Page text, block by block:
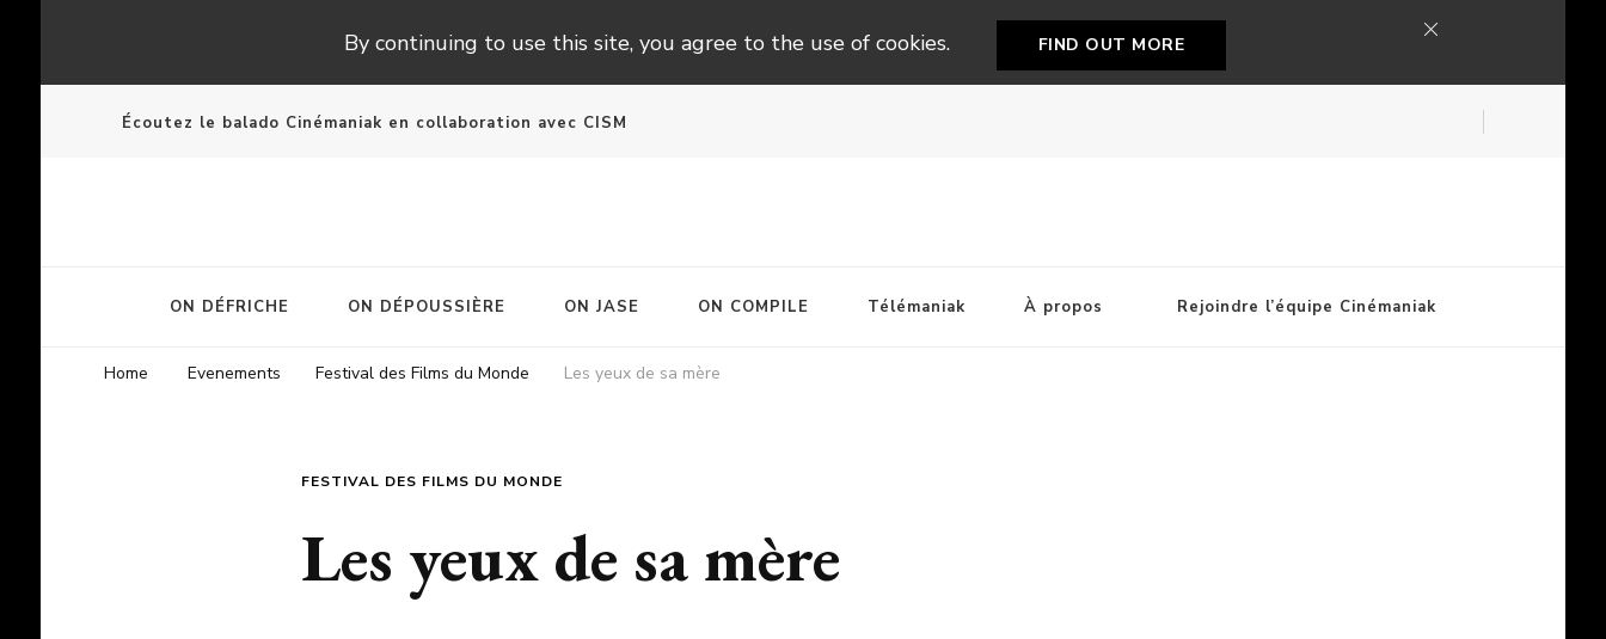
By continuing to use this site, you agree to the use of cookies. FIND OUT MORE
Écoutez le balado Cinémaniak en collaboration avec CISM
ON DÉFRICHE ON DÉPOUSSIÈRE ON JASE ON COMPILE Télémaniak À propos Rejoindre l’équipe Cinémaniak
Home Evenements Festival des Films du Monde Les yeux de sa mère
FESTIVAL DES FILMS DU MONDE
Les yeux de sa mère